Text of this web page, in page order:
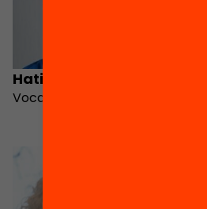
Hatim Azahri
Vocal